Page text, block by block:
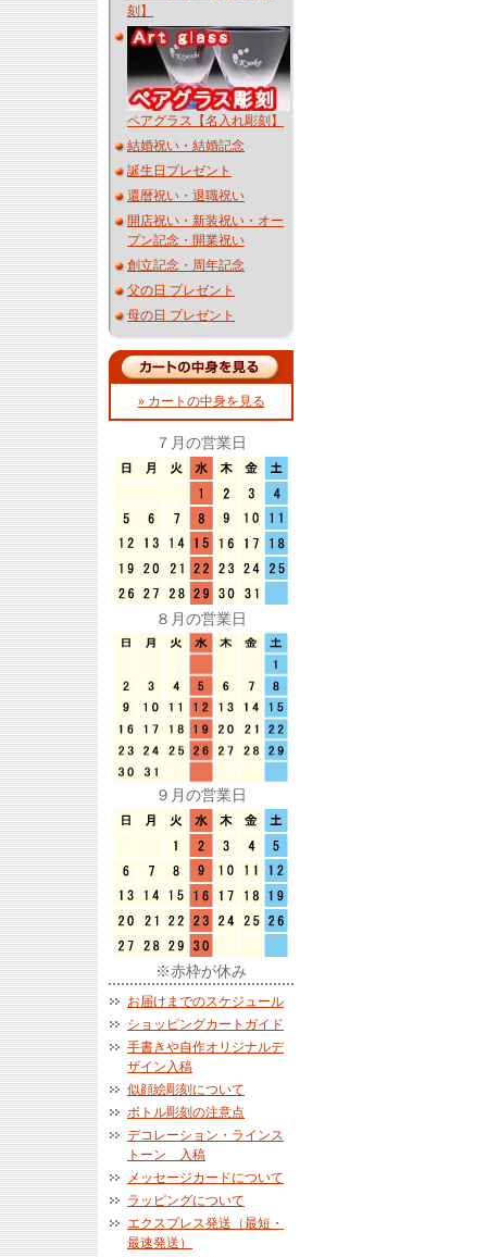
刻】
ペアグラス【名入れ彫刻】
結婚祝い・結婚記念
誕生日プレゼント
還暦祝い・退職祝い
開店祝い・新装祝い・オー
プン記念・開業祝い
創立記念・周年記念
父の日 プレゼント
母の日 プレゼント
» カートの中身を見る
７月の営業日
８月の営業日
９月の営業日
※赤枠が休み
お届けまでのスケジュール
ショッピングカートガイド
手書きや自作オリジナルデ
ザイン入稿
似顔絵彫刻について
ボトル彫刻の注意点
デコレーション・ラインス
トーン 入稿
メッセージカードについて
ラッピングについて
エクスプレス発送（最短・
最速発送）